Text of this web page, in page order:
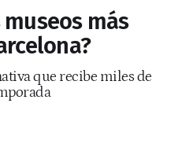
más
que recibe miles de